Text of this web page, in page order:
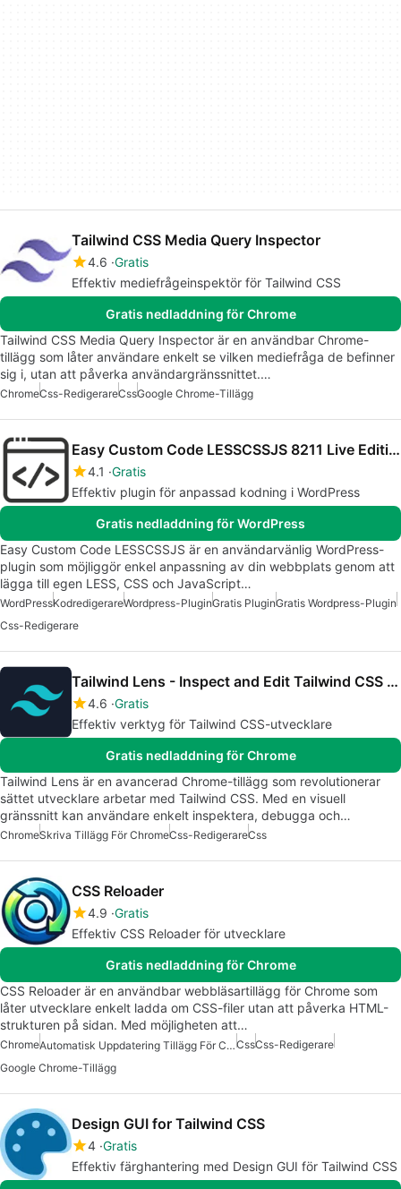
Tailwind CSS Media Query Inspector
4.6 Gratis
Effektiv mediefrågeinspektör för Tailwind CSS
Gratis nedladdning för Chrome
Tailwind CSS Media Query Inspector är en användbar Chrome-
tillägg som låter användare enkelt se vilken mediefråga de befinner
sig i, utan att påverka användargränssnittet.…
ChromeCss-RedigerareCssGoogle Chrome-Tillägg
Easy Custom Code LESSCSSJS 8211 Live Editing
4.1 Gratis
Effektiv plugin för anpassad kodning i WordPress
Gratis nedladdning för WordPress
Easy Custom Code LESSCSSJS är en användarvänlig WordPress-
plugin som möjliggör enkel anpassning av din webbplats genom att
lägga till egen LESS, CSS och JavaScript…
WordPressKodredigerareWordpress-PluginGratis PluginGratis Wordpress-Plugin
Css-Redigerare
Tailwind Lens - Inspect and Edit Tailwind CSS Visually
4.6 Gratis
Effektiv verktyg för Tailwind CSS-utvecklare
Gratis nedladdning för Chrome
Tailwind Lens är en avancerad Chrome-tillägg som revolutionerar
sättet utvecklare arbetar med Tailwind CSS. Med en visuell
gränssnitt kan användare enkelt inspektera, debugga och…
ChromeSkriva Tillägg För ChromeCss-RedigerareCss
CSS Reloader
4.9 Gratis
Effektiv CSS Reloader för utvecklare
Gratis nedladdning för Chrome
CSS Reloader är en användbar webbläsartillägg för Chrome som
låter utvecklare enkelt ladda om CSS-filer utan att påverka HTML-
strukturen på sidan. Med möjligheten att…
Chrome Automatisk Uppdatering Tillägg För ChromeCssCss-Redigerare
Google Chrome-Tillägg
Design GUI for Tailwind CSS
4 Gratis
Effektiv färghantering med Design GUI för Tailwind CSS